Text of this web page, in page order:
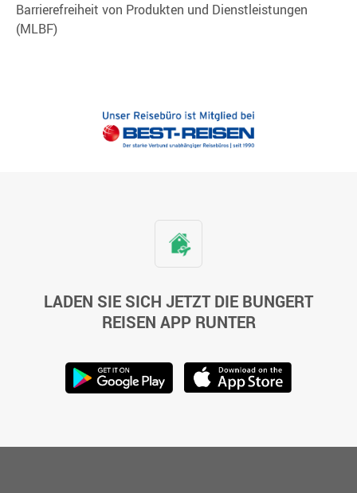
Barrierefreiheit von Produkten und Dienstleistungen
(MLBF)
LADEN SIE SICH JETZT DIE BUNGERT
REISEN APP RUNTER